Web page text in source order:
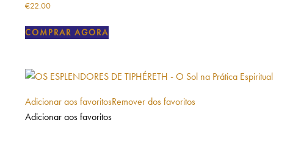
€22.00
COMPRAR AGORA
Adicionar aos favoritosRemover dos favoritos
Adicionar aos favoritos